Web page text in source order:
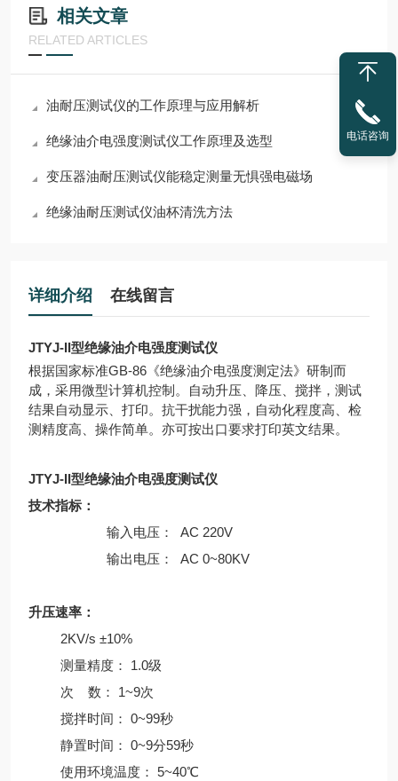
相关文章
RELATED ARTICLES
油耐压测试仪的工作原理与应用解析
绝缘油介电强度测试仪工作原理及选型
变压器油耐压测试仪能稳定测量无惧强电磁场
绝缘油耐压测试仪油杯清洗方法
详细介绍 在线留言
JTYJ-II型绝缘油介电强度测试仪
根据国家标准GB-86《绝缘油介电强度测定法》研制而
成，采用微型计算机控制。自动升压、降压、搅拌，测试
结果自动显示、打印。抗干扰能力强，自动化程度高、检
测精度高、操作简单。亦可按出口要求打印英文结果。
JTYJ-II型绝缘油介电强度测试仪
技术指标：
输入电压： AC 220V
输出电压： AC 0~80KV
升压速率：
2KV/s ±10%
测量精度： 1.0级
次 数： 1~9次
搅拌时间： 0~99秒
静置时间： 0~9分59秒
使用环境温度： 5~40℃
电话咨询